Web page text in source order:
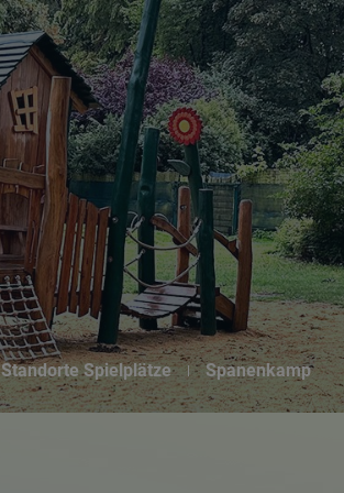
Standorte Spielplätze Spanenkamp
Suchseite mit Schnellsuche